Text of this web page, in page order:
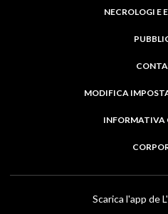
NECROLOGI E
MODIFICA
INFORMATIVA
Scarica l'app de